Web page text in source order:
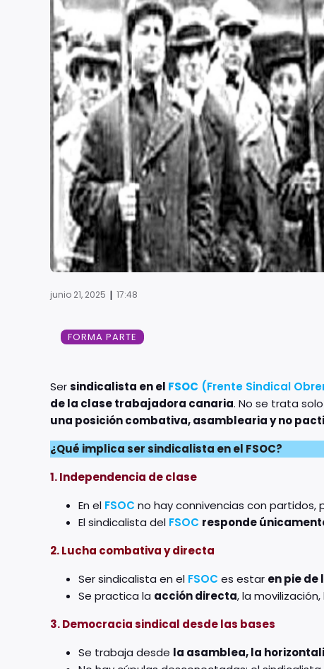
junio 21, 2025 | 17:48
FORMA PARTE
Sersindicalista en el FSOC (Frente Sindical
de la clase trabajadora canaria. No se trata
una posición combativa, asamblearia y no
¿Qué implica ser sindicalista en el FSOC?
1. Independencia de clase
En el FSOC no hay connivencias con partidos,
El sindicalista del FSOC responde
2. Lucha combativa y directa
Ser sindicalista en el FSOC es estar en pie
Se practica la acción directa, la
3. Democracia sindical desde las bases
Se trabaja desde la asamblea, la